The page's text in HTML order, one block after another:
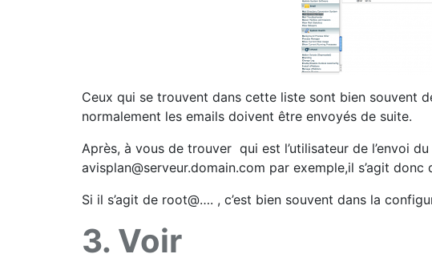
Ceux qui se trouvent dans cette liste sont bien souvent
normalement les emails doivent être envoyés de suite.
Après, à vous de trouver qui est l’utilisateur de l’envoi
avisplan@serveur.domain.com par exemple,il s’agit
Si il s’agit de root@…. , c’est bien souvent dans la
3. Voir